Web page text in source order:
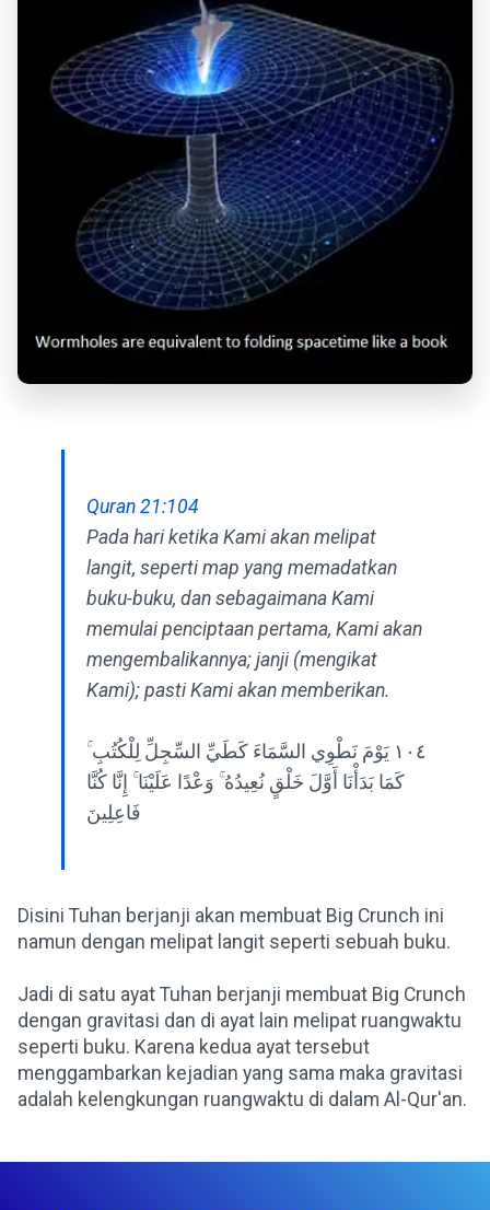
Quran 21:104
Pada hari ketika Kami akan melipat
langit, seperti map yang memadatkan
buku-buku, dan sebagaimana Kami
memulai penciptaan pertama, Kami akan
mengembalikannya; janji (mengikat
Kami); pasti Kami akan memberikan.
١٠٤ يَوْمَ نَطْوِي السَّمَاءَ كَطَيِّ السِّجِلِّ لِلْكُتُبِ ۚ
كَمَا بَدَأْنَا أَوَّلَ خَلْقٍ نُعِيدُهُ ۚ وَعْدًا عَلَيْنَا ۚ إِنَّا كُنَّا
فَاعِلِينَ
Disini Tuhan berjanji akan membuat Big Crunch ini
namun dengan melipat langit seperti sebuah buku.
Jadi di satu ayat Tuhan berjanji membuat Big Crunch
dengan gravitasi dan di ayat lain melipat ruangwaktu
seperti buku. Karena kedua ayat tersebut
menggambarkan kejadian yang sama maka gravitasi
adalah kelengkungan ruangwaktu di dalam Al-Qur'an.